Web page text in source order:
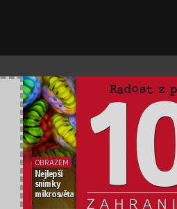
Nejlepší
snímky
mikrosvěta
OBRAZEM
Radost z